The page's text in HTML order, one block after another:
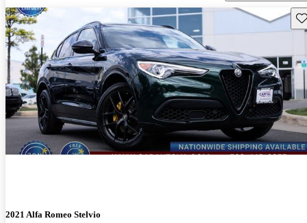
2021 Alfa Romeo Stelvio